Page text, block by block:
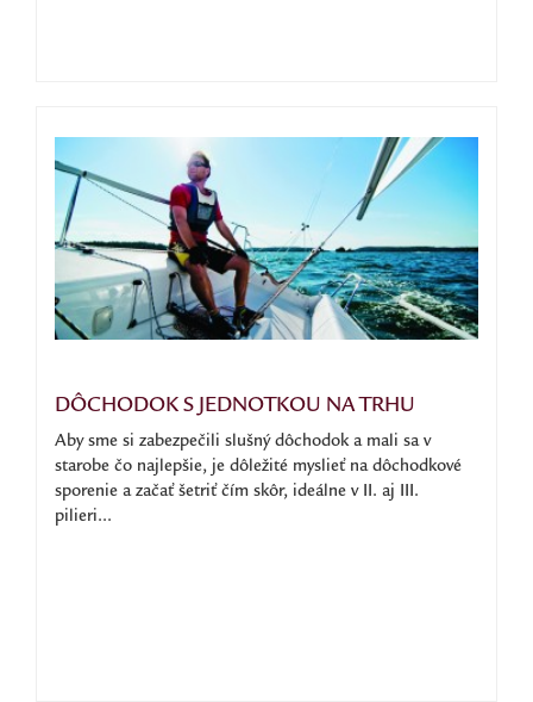
DÔCHODOK S JEDNOTKOU NA TRHU
Aby sme si zabezpečili slušný dôchodok a mali sa v
starobe čo najlepšie, je dôležité myslieť na dôchodkové
sporenie a začať šetriť čím skôr, ideálne v II. aj III.
pilieri...